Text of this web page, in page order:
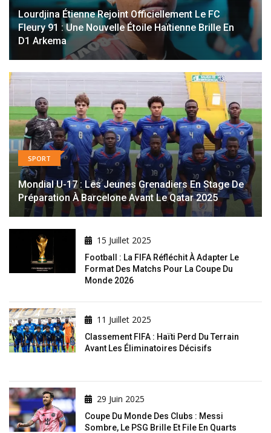
Lourdjina Étienne Rejoint Officiellement Le FC
Fleury 91 : Une Nouvelle Étoile Haïtienne Brille En
D1 Arkema
SPORT
Mondial U-17 : Les Jeunes Grenadiers En Stage De
Préparation À Barcelone Avant Le Qatar 2025
15 Juillet 2025
Football : La FIFA Réfléchit À Adapter Le
Format Des Matchs Pour La Coupe Du
Monde 2026
11 Juillet 2025
Classement FIFA : Haïti Perd Du Terrain
Avant Les Éliminatoires Décisifs
29 Juin 2025
Coupe Du Monde Des Clubs : Messi
Sombre, Le PSG Brille Et File En Quarts